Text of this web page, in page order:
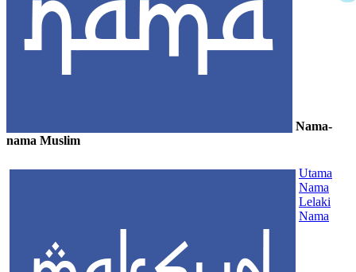
Nama-
nama Muslim
Utama
Nama
Lelaki
Nama